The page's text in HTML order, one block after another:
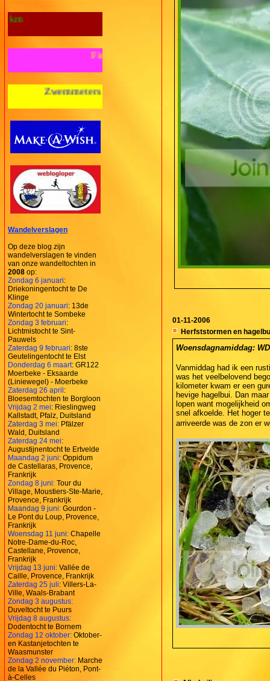
Wandelkilometers 2012: 28 km
Fietskilometers 2012: nul km
2012: nul m
Wandelverslagen
Op deze blog zijn
wandelverslagen te vinden
van onze wandeltochten in
2008 op:
Zondag 6 januari:
Driekoningentocht te De
Klinge
Zondag 20 januari: 13de
Wintertocht te Sombeke
Zondag 3 februari:
Lichtmistocht te Sint-
Pauwels
Zaterdag 9 februari: 8ste
Geutelingentocht te Elst
Donderdag 6 maart: GR122
Moerbeke - Eksaarde
(Liniewegel) - Moerbeke
Zaterdag 26 april:
Bloesemtochten te Borgloon
Vrijdag 2 mei: Rieslingweg
Kallstadt, Pfalz, Duitsland
Zaterdag 3 mei: Pfälzer
Wald, Duitsland
Zaterdag 24 mei:
Augustijnentocht te Ertvelde
Maandag 2 juni: Oppidum
de Castellaras, Provence,
Frankrijk
Zondag 8 juni: Tour du
Village, Moustiers-Ste-Marie,
Provence, Frankrijk
Maandag 9 juni: Gourdon -
Le Pont du Loup, Provence,
Frankrijk
Woensdag 11 juni: Chapelle
Notre-Dame-du-Roc,
Castellane, Provence,
Frankrijk
Vrijdag 13 juni: Vallée de
Caille, Provence, Frankrijk
Zaterdag 25 juli: Villers-La-
Ville, Waals-Brabant
Zondag 3 augustus:
Duveltocht te Puurs
Vrijdag 8 augustus:
Dodentocht te Bornem
Zondag 12 oktober: Oktober-
en Kastanjetochten te
Waasmunster
Zondag 2 november: Marche
de la Vallée du Piéton, Pont-
à-Celles
01-11-2006
Herfststormen en
Woensdagnamiddag: WD
Vanmiddag had ik een
was het veelbelovend
kilometer kwam er een
hevige hagelbui. Dan
lopen want mogelijkheid
snel afkoelde. Het hoger
arriveerde was de zon er